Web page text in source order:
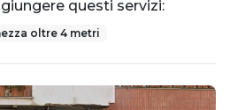
questi servizi:
oltre 4 metri